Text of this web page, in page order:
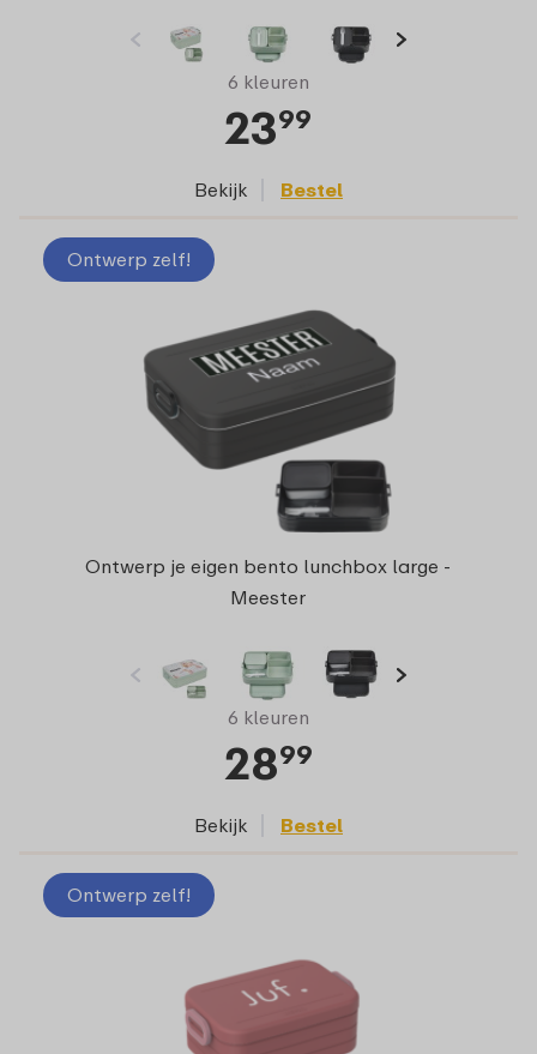
6 kleuren
2399
Bekijk Bestel
Ontwerp zelf!
Ontwerp je eigen bento lunchbox large -
Meester
6 kleuren
2899
Bekijk Bestel
Ontwerp zelf!